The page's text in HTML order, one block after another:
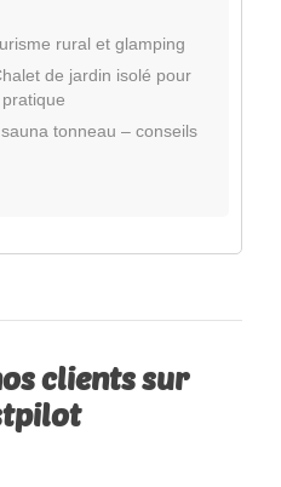
rural et glamping
de jardin isolé pour
pratique
tonneau – conseils
clients sur